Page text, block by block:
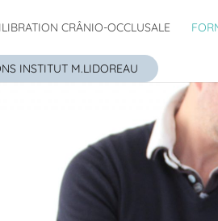
CRÂNIO-OCCLUSALE
INSTITUT M.LIDOREAU